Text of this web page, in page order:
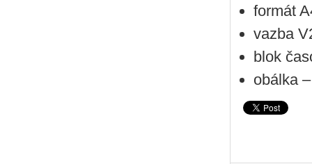
formát
vazba
blok
obálka